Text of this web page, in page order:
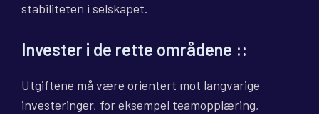
stabiliteten i selskapet.
Invester i de rette områdene ::
Utgiftene må være orientert mot langvarige
investeringer, for eksempel teamopplæring,